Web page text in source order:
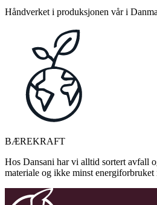
Håndverket i produksjonen vår i
BÆREKRAFT
Hos Dansani har vi alltid sortert avfall
materiale og ikke minst